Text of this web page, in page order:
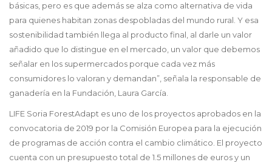
básicas, pero es que además se alza como alternativa de vida
para quienes habitan zonas despobladas del mundo rural. Y esa
sostenibilidad también llega al producto final, al darle un valor
añadido que lo distingue en el mercado, un valor que debemos
señalar en los supermercados porque cada vez más
consumidores lo valoran y demandan”, señala la responsable de
ganadería en la Fundación, Laura García.
LIFE Soria ForestAdapt es uno de los proyectos aprobados en la
convocatoria de 2019 por la Comisión Europea para la ejecución
de programas de acción contra el cambio climático. El proyecto
cuenta con un presupuesto total de 1.5 millones de euros y un